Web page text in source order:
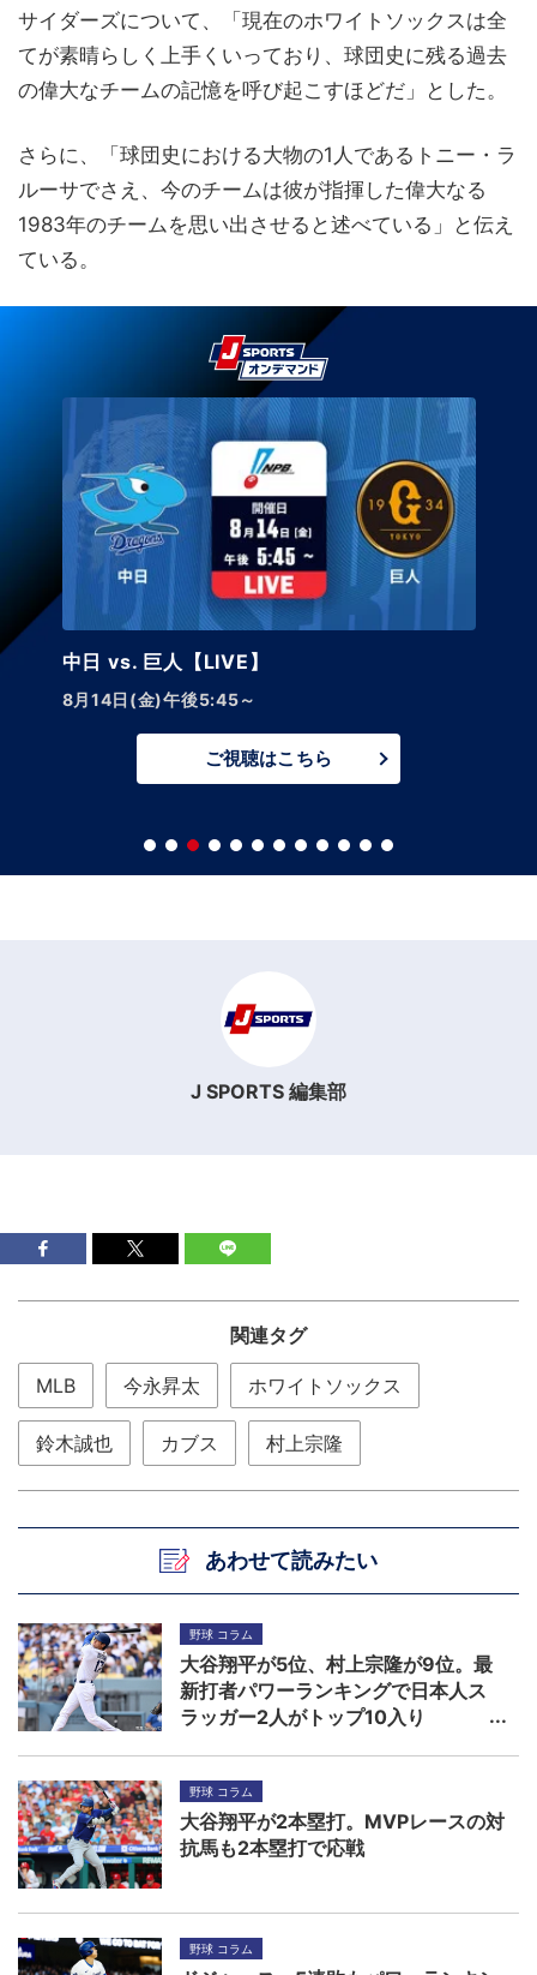
サイダーズについて、「現在のホワイトソックスは全
てが素晴らしく上手くいっており、球団史に残る過去
の偉大なチームの記憶を呼び起こすほどだ」とした。
さらに、「球団史における大物の1人であるトニー・ラ
ルーサでさえ、今のチームは彼が指揮した偉大なる
1983年のチームを思い出させると述べている」と伝え
ている。
中日 vs. 巨人【LIVE】
8月14日(金)午後5:45～
ご視聴はこちら
J SPORTS 編集部
関連タグ
MLB 今永昇太 ホワイトソックス
鈴木誠也 カブス 村上宗隆
あわせて読みたい
野球 コラム
大谷翔平が5位、村上宗隆が9位。最
新打者パワーランキングで日本人ス
ラッガー2人がトップ10入り
野球 コラム
大谷翔平が2本塁打。MVPレースの対
抗馬も2本塁打で応戦
野球 コラム